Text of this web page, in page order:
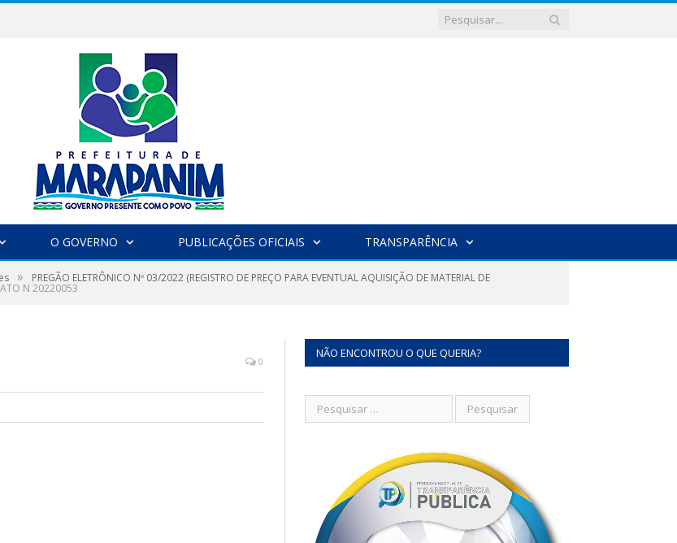
O GOVERNO PUBLICAÇÕES OFICIAIS TRANSPARÊNCIA
» PREGÃO ELETRÔNICO Nº 03/2022 (REGISTRO DE PREÇO PARA EVENTUAL AQUISIÇÃO DE MATERIAL DE
N 20220053
0
NÃO ENCONTROU O QUE QUERIA?